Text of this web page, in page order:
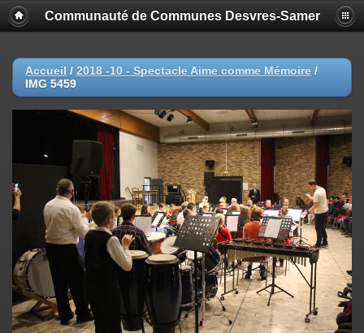
Communauté de Communes Desvres-Samer
Accueil / 2018 -10 - Spectacle Aime comme Mémoire /
IMG 5459